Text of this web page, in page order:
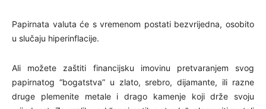
Papirnata valuta će s vremenom postati bezvrijedna, osobito
u slučaju hiperinflacije.
Ali možete zaštiti financijsku imovinu pretvaranjem svog
papirnatog “bogatstva” u zlato, srebro, dijamante, ili razne
druge plemenite metale i drago kamenje koji drže svoju